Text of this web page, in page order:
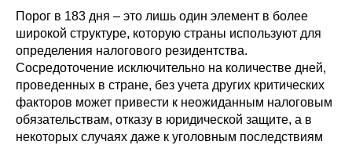
Порог в 183 дня – это лишь один элемент в более
широкой структуре, которую страны используют для
определения налогового резидентства.
Сосредоточение исключительно на количестве дней,
проведенных в стране, без учета других критических
факторов может привести к неожиданным налоговым
обязательствам, отказу в юридической защите, а в
некоторых случаях даже к уголовным последствиям